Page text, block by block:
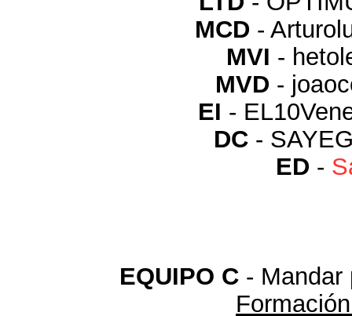
MCD -
MVI -
MVD -
EI -
DC-
ED -
EQUIPO C -